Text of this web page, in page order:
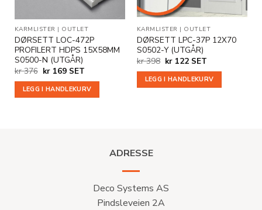
KARMLISTER | OUTLET
DØRSETT LOC-472P
PROFILERT HDPS 15X58MM
S0500-N (UTGÅR)
kr376 Opprinnelig
var:
kr 376.
kr169Nåværende
er:
kr 169.
SET
LEGG I HANDLEKURV
KARMLISTER | OUTLET
DØRSETT LPC-37P 12X70
S0502-Y (UTGÅR)
kr398 Opprinnelig
var:
kr 398.
kr122Nåværende
er:
kr 122.
SET
LEGG I HANDLEKURV
ADRESSE
Deco Systems AS
Pindsleveien 2A